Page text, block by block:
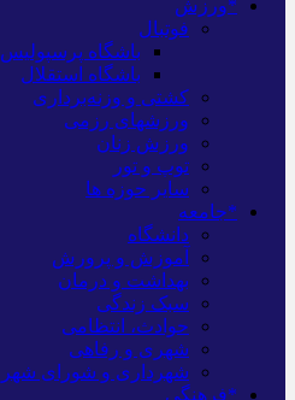
*ورزش
فوتبال
باشگاه پرسپولیس
باشگاه استقلال
کشتی و وزنه‌برداری
ورزشهای رزمی
ورزش زنان
توپ و تور
سایر حوزه ها
*جامعه
دانشگاه
آموزش و پرورش
بهداشت و درمان
سبک زندگی
حوادث، انتظامی
شهری و رفاهی
شهرداری و شورای شهر
*فرهنگی